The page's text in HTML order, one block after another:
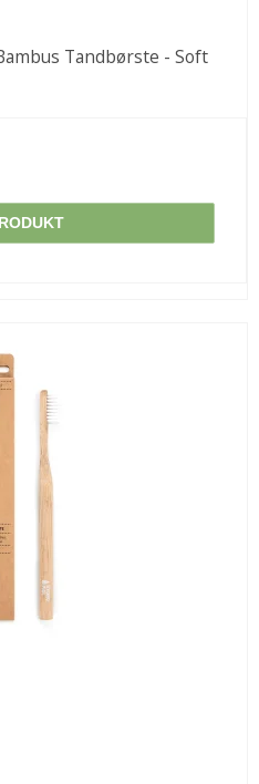
Tandbørste - Soft